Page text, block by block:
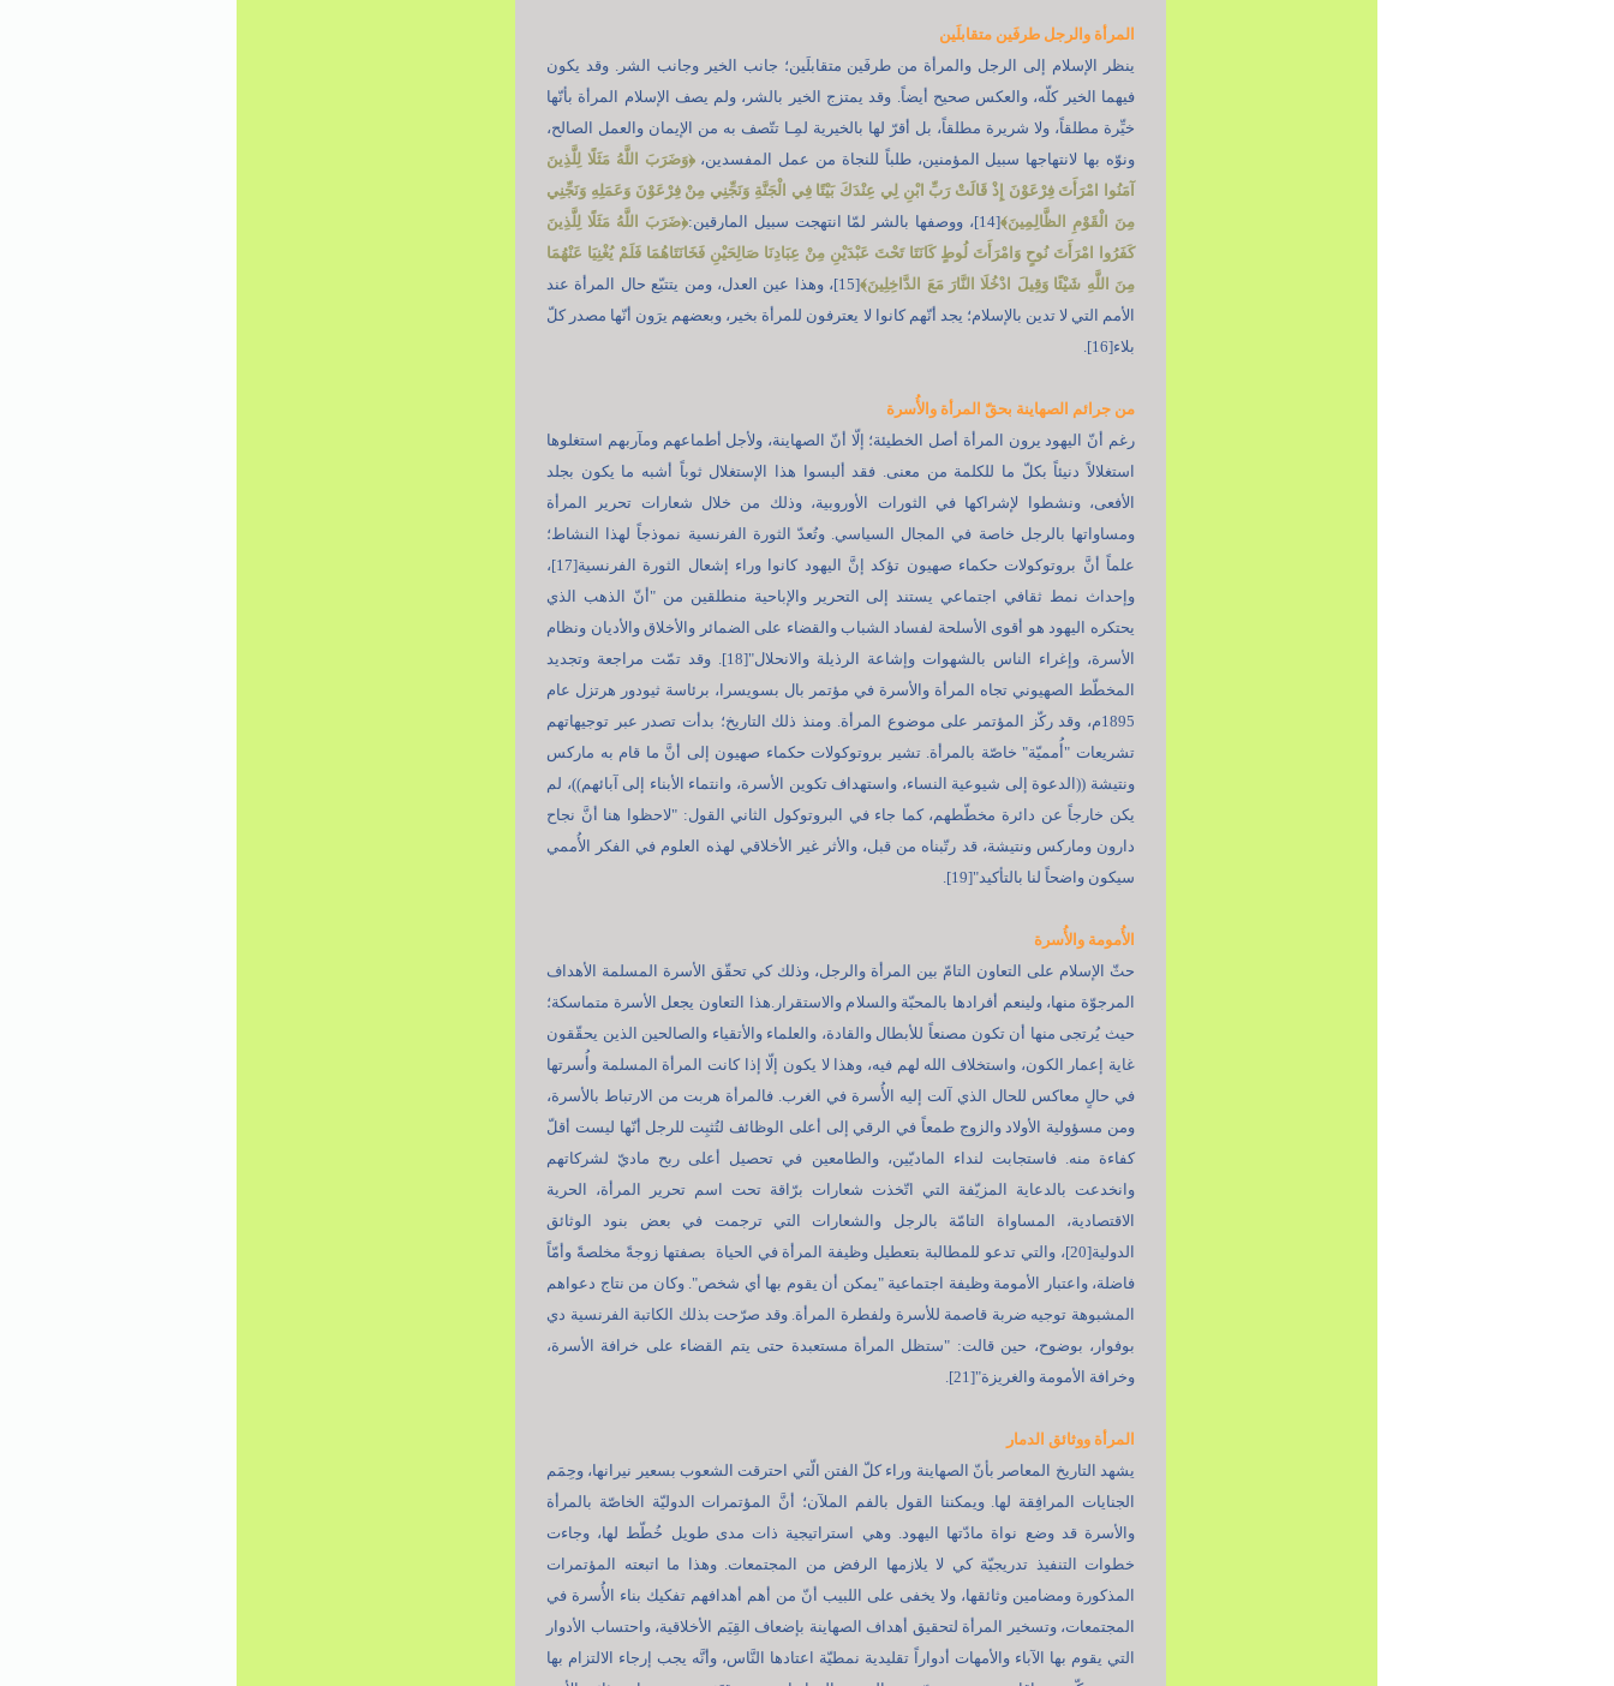
المرأة والرجل طرفَين متقابلَين
ينظر الإسلام إلى الرجل والمرأة من طرفَين متقابلَين؛ جانب الخير وجانب الشر. وقد يكون
فيهما الخير كلّه، والعكس صحيح أيضاً. وقد يمتزج الخير بالشر، ولم يصف الإسلام المرأة بأنّها
خيِّرة مطلقاً، ولا شريرة مطلقاً، بل أقرّ لها بالخيرية لمِـا تتّصف به من الإيمان والعمل الصالح،
ونوّه بها لانتهاجها سبيل المؤمنين، طلباً للنجاة من عمل المفسدين،﴿وَضَرَبَ اللَّهُ مَثَلًا لِلَّذِينَ
آمَنُوا امْرَأَتَ فِرْعَوْنَ إِذْ قَالَتْ رَبِّ ابْنِ لِي عِنْدَكَ بَيْتًا فِي الْجَنَّةِ وَنَجِّنِي مِنْ فِرْعَوْنَ وَعَمَلِهِ وَنَجِّنِي
مِنَ الْقَوْمِ الظَّالِمِينَ﴾[14]، ووصفها بالشر لمّا انتهجت سبيل المارقين: ﴿ضَرَبَ اللَّهُ مَثَلًا لِلَّذِينَ
كَفَرُوا امْرَأَتَ نُوحٍ وَامْرَأَتَ لُوطٍ كَانَتَا تَحْتَ عَبْدَيْنِ مِنْ عِبَادِنَا صَالِحَيْنِ فَخَانَتَاهُمَا فَلَمْ يُغْنِيَا عَنْهُمَا
مِنَ اللَّهِ شَيْئًا وَقِيلَ ادْخُلَا النَّارَ مَعَ الدَّاخِلِينَ﴾
[15]، وهذا عين العدل، ومن يتتبّع حال المرأة عند
الأمم التي لا تدين بالإسلام؛ يجد أنّهم كانوا لا يعترفون للمرأة بخير، وبعضهم يرَون أنّها مصدر كلّ
بلاء[16].
من جرائم الصهاينة بحقّ المرأة والأُسرة
رغم أنّ اليهود يرون المرأة أصل الخطيئة؛ إلّا أنّ الصهاينة، ولأجل أطماعهم ومآربهم استغلوها
استغلالاً دنيئاً بكلّ ما للكلمة من معنى. فقد ألبسوا هذا الإستغلال ثوباً أشبه ما يكون بجلد
الأفعى، ونشطوا لإشراكها في الثورات الأوروبية، وذلك من خلال شعارات تحرير المرأة
ومساواتها بالرجل خاصة في المجال السياسي. وتُعدّ الثورة الفرنسية نموذجاً لهذا النشاط؛
علماً أنَّ بروتوكولات حكماء صهيون تؤكد إنَّ اليهود كانوا وراء إشعال الثورة الفرنسية[17]،
وإحداث نمط ثقافي اجتماعي يستند إلى التحرير والإباحية منطلقين من "أنّ الذهب الذي
يحتكره اليهود هو أقوى الأسلحة لفساد الشباب والقضاء على الضمائر والأخلاق والأديان ونظام
الأسرة، وإغراء الناس بالشهوات وإشاعة الرذيلة والانحلال"[18]. وقد تمّت مراجعة وتجديد
المخطّط الصهيوني تجاه المرأة والأسرة في مؤتمر بال بسويسرا، برئاسة ثيودور هرتزل عام
1895م، وقد ركّز المؤتمر على موضوع المرأة. ومنذ ذلك التاريخ؛ بدأت تصدر عبر توجيهاتهم
تشريعات "أُمميّة" خاصّة بالمرأة. تشير بروتوكولات حكماء صهيون إلى أنَّ ما قام به ماركس
ونتيشة ((الدعوة إلى شيوعية النساء، واستهداف تكوين الأسرة، وانتماء الأبناء إلى آبائهم))، لم
يكن خارجاً عن دائرة مخطّطهم، كما جاء في البروتوكول الثاني القول: "لاحظوا هنا أنَّ نجاح
دارون وماركس ونتيشة، قد رتّبناه من قبل، والأثر غير الأخلاقي لهذه العلوم في الفكر الأُممي
سيكون واضحاً لنا بالتأكيد"[19].
الأُمومة والأُسرة
حثّ الإسلام على التعاون التامّ بين المرأة والرجل، وذلك كي تحقّق الأسرة المسلمة الأهداف
المرجوّة منها، ولينعم أفرادها بالمحبّة والسلام والاستقرار.هذا التعاون يجعل الأسرة متماسكة؛
حيث يُرتجى منها أن تكون مصنعاً للأبطال والقادة، والعلماء والأتقياء والصالحين الذين يحقّقون
غاية إعمار الكون، واستخلاف الله لهم فيه، وهذا لا يكون إلّا إذا كانت المرأة المسلمة وأُسرتها
في حالٍ معاكس للحال الذي آلت إليه الأُسرة في الغرب. فالمرأة هربت من الارتباط بالأسرة،
ومن مسؤولية الأولاد والزوج طمعاً في الرقي إلى أعلى الوظائف لتُثبِت للرجل أنّها ليست أقلّ
كفاءة منه. فاستجابت لنداء الماديّين، والطامعين في تحصيل أعلى ربح ماديّ لشركاتهم
وانخدعت بالدعاية المزيّفة التي اتّخذت شعارات برّاقة تحت اسم تحرير المرأة، الحرية
الاقتصادية، المساواة التامّة بالرجل والشعارات التي ترجمت في بعض بنود الوثائق
الدولية[20]، والتي تدعو للمطالبة بتعطيل وظيفة المرأة في الحياة بصفتها زوجةً مخلصةً وأمّاً
فاضلة، واعتبار الأمومة وظيفة اجتماعية "يمكن أن يقوم بها أي شخص". وكان من نتاج دعواهم
المشبوهة توجيه ضربة قاصمة للأسرة ولفطرة المرأة. وقد صرّحت بذلك الكاتبة الفرنسية دي
بوفوار، بوضوح، حين قالت: "ستظل المرأة مستعبدة حتى يتم القضاء على خرافة الأسرة،
وخرافة الأمومة والغريزة"[21].
المرأة ووثائق الدمار
يشهد التاريخ المعاصر بأنّ الصهاينة وراء كلّ الفتن الّتي احترقت الشعوب بسعير نيرانها، وحِمَم
الجنايات المرافِقة لها. ويمكننا القول بالفم الملآن؛ أنَّ المؤتمرات الدوليّة الخاصّة بالمرأة
والأسرة قد وضع نواة مادّتها اليهود. وهي استراتيجية ذات مدى طويل خُطّط لها، وجاءت
خطوات التنفيذ تدريجيّة كي لا يلازمها الرفض من المجتمعات. وهذا ما اتبعته المؤتمرات
المذكورة ومضامين وثائقها، ولا يخفى على اللبيب أنّ من أهم أهدافهم تفكيك بناء الأُسرة في
المجتمعات، وتسخير المرأة لتحقيق أهداف الصهاينة بإضعاف القِيَم الأخلاقية، واحتساب الأدوار
التي يقوم بها الآباء والأمهات أدواراً تقليدية نمطيّة اعتادها النَّاس، وأنَّه يجب إرجاء الالتزام بها